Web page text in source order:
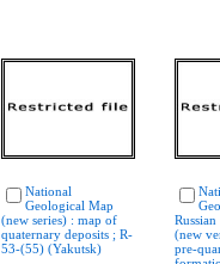
National
Geological Map
(new series) : map of
quaternary deposits ; R-
53-(55) (Yakutsk)
(new
pre-